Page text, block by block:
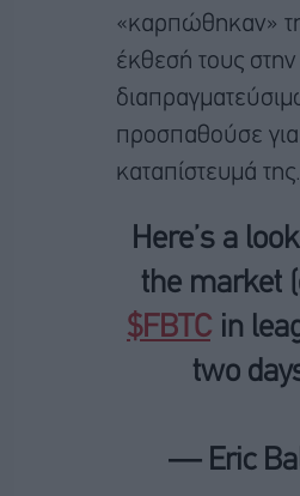
«καρπώθηκαν»
έκθεσή τους
προσπαθούσε για
καταπίστευμά της.
Here’s a
the market
$FBTC in
two
— Eric